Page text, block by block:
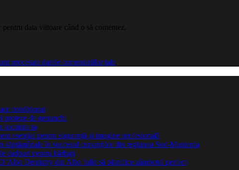
data viitoare când o să comentez.
procesate datele comentariilor tale
condiționat
proteze de genunchi
locuinta ta
esențial pentru siguranță și imagine profesională
în succesul cursanților din regiunea Sud-Muntenia
cadouri pentru bărbați
Dentistry din Alba Iulia să planifice zâmbetul perfect